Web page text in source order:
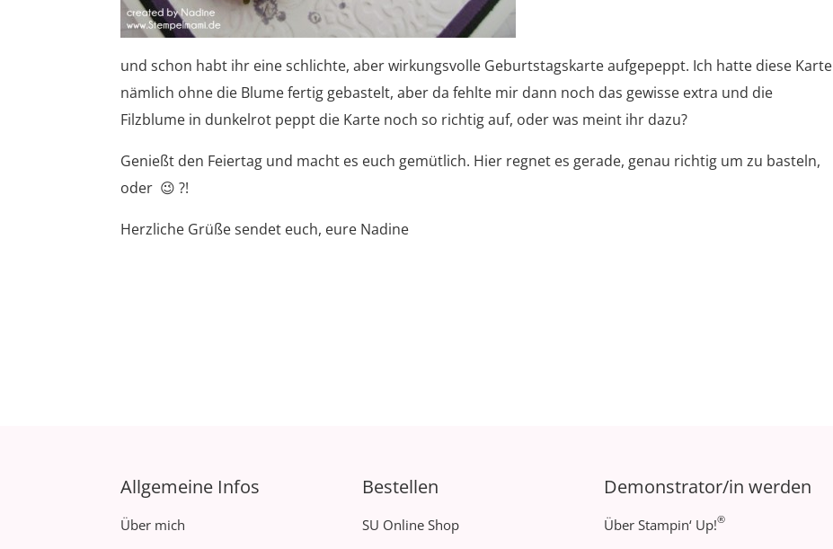
und schon habt ihr eine schlichte, aber wirkungsvolle Geburtstagskarte aufgepeppt. Ich hatte diese Karte
nämlich ohne die Blume fertig gebastelt, aber da fehlte mir dann noch das gewisse extra und die
Filzblume in dunkelrot peppt die Karte noch so richtig auf, oder was meint ihr dazu?
Genießt den Feiertag und macht es euch gemütlich. Hier regnet es gerade, genau richtig um zu basteln,
oder 😉 ?!
Herzliche Grüße sendet euch, eure Nadine
Allgemeine Infos
Über mich
Bestellen
SU Online Shop
Demonstrator/in werden
Über Stampin‘ Up!®